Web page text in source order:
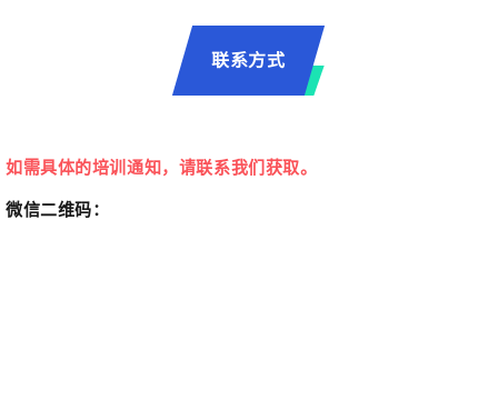
联系方式
如需具体的培训通知，请联系我们获取。
微信二维码：